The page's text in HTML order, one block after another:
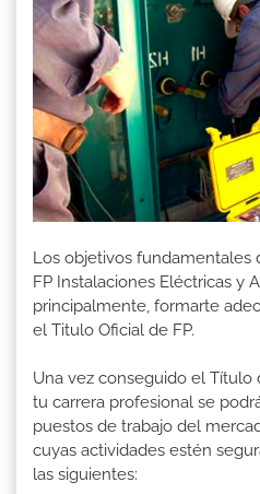
Los objetivos fundamentales
FP Instalaciones Eléctricas y
principalmente, formarte
el Titulo Oficial de FP.
Una vez conseguido el Título
tu carrera profesional se
puestos de trabajo del
cuyas actividades estén
las siguientes: